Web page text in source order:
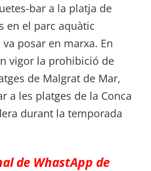
bar a la platja de
en el parc aquàtic
posar en marxa. En
vigor la prohibició de
de Malgrat de Mar,
a les platges de la Conca
durant la temporada
de WhastApp de